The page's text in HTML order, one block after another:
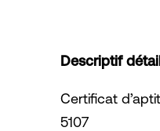
Descriptif
Certificat
5107